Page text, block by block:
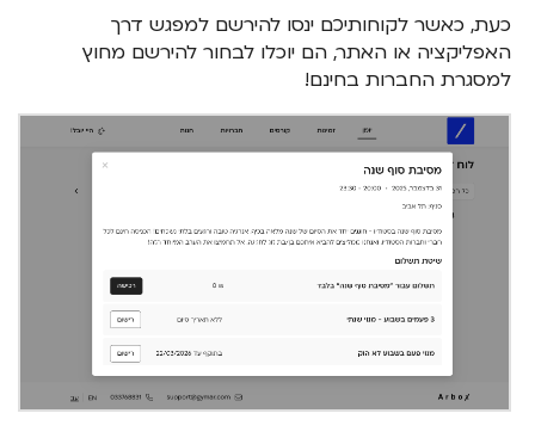
כעת, כאשר לקוחותיכם ינסו להירשם למפגש דרך
האפליקציה או האתר, הם יוכלו לבחור להירשם מחוץ
למסגרת החברות בחינם!